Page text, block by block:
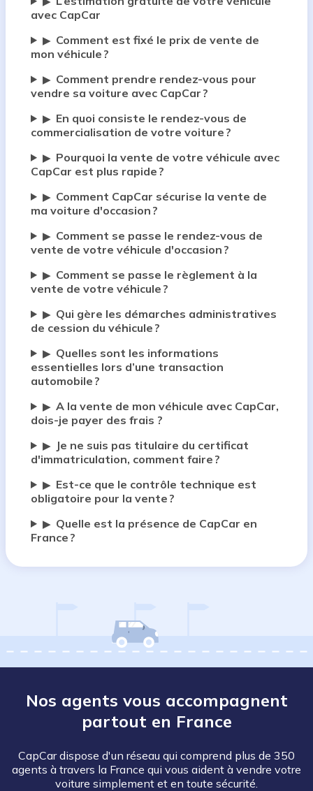
avec CapCar
▶ Comment est fixé le prix de vente de
mon véhicule ?
▶ Comment prendre rendez-vous pour
vendre sa voiture avec CapCar ?
▶ En quoi consiste le rendez-vous de
commercialisation de votre voiture ?
▶ Pourquoi la vente de votre véhicule avec
CapCar est plus rapide ?
▶ Comment CapCar sécurise la vente de
ma voiture d'occasion ?
▶ Comment se passe le rendez-vous de
vente de votre véhicule d'occasion ?
▶ Comment se passe le règlement à la
vente de votre véhicule ?
▶ Qui gère les démarches administratives
de cession du véhicule ?
▶ Quelles sont les informations
essentielles lors d’une transaction
automobile ?
▶ A la vente de mon véhicule avec CapCar,
dois-je payer des frais ?
▶
Je ne suis pas titulaire du certificat
d'immatriculation, comment faire ?
▶ Est-ce que le contrôle technique est
obligatoire pour la vente ?
▶ Quelle est la présence de CapCar en
France ?
Nos agents vous accompagnent
partout en France
CapCar dispose d'un réseau qui comprend plus de 350
agents à travers la France qui vous aident à vendre votre
voiture simplement et en toute sécurité.